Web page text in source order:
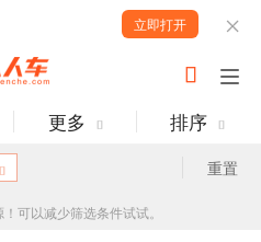
立即打开
更多 排序
重置
可以减少筛选条件试试。